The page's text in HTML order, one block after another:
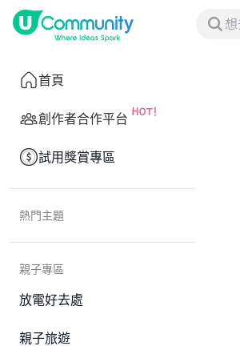
首頁
創作者合作平台
試用獎賞專區
熱門主題
親子專區
放電好去處
親子旅遊